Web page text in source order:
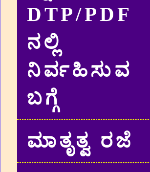
DTP/PDF
ನಲ್ಲಿ
ನಿರ್ವಹಿಸುವ
ಬಗ್ಗೆ
ಮಾತೃತ್ವ ರಜೆ